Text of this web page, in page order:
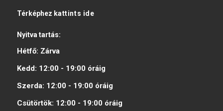
Térképhez kattints ide
Nyitva tartás:
Hétfő: Zárva
Kedd: 12:00 - 19:00 óráig
Szerda: 12:00 - 19:00 óráig
Csütörtök: 12:00 - 19:00 óráig